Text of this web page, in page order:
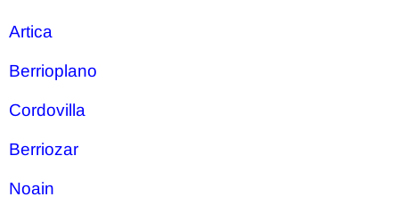
Artica
Berrioplano
Cordovilla
Berriozar
Noain